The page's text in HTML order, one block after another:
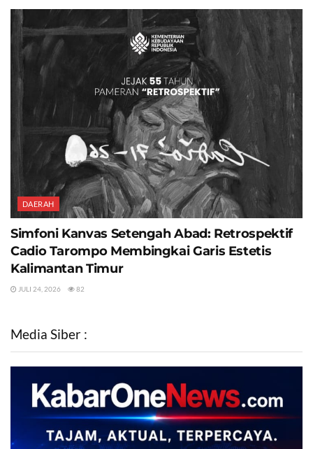
DAERAH
Simfoni Kanvas Setengah Abad: Retrospektif
Cadio Tarompo Membingkai Garis Estetis
Kalimantan Timur
JULI 24, 2026 82
Media Siber :